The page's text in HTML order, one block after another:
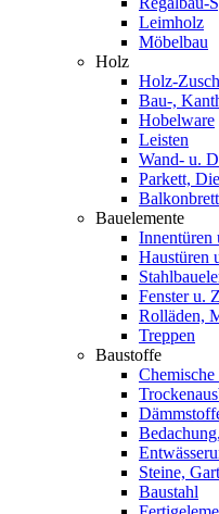
Leimholz
Möbelbau
Holz
Holz-
Bau-,
Hobelware
Leisten
Wand- u.
Parkett,
Bauelemente
Innentüren
Haustüren
Fenster u.
Rolläden,
Treppen
Baustoffe
Steine,
Baustahl